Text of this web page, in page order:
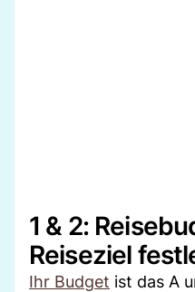
1 & 2:
Reiseziel
Ihr Budget ist das A